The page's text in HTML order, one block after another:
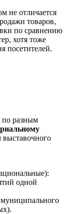
не отличается
товаров,
по сравнению
хотя тоже
посетителей.
по разным
одной